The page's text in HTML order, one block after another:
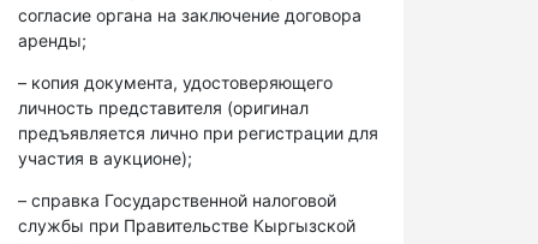
согласие органа на заключение договора
аренды;
– копия документа, удостоверяющего
личность представителя (оригинал
предъявляется лично при регистрации для
участия в аукционе);
– справка Государственной налоговой
службы при Правительстве Кыргызской